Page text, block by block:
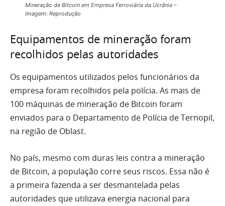
Mineração de Bitcoin em Empresa Ferroviária da Ucrânia –
Imagem: Reprodução
Equipamentos de mineração foram
recolhidos pelas autoridades
Os equipamentos utilizados pelos funcionários da
empresa foram recolhidos pela polícia. As mais de
100 máquinas de mineração de Bitcoin foram
enviados para o Departamento de Polícia de Ternopil,
na região de Oblast.
No país, mesmo com duras leis contra a mineração
de Bitcoin, a população corre seus riscos. Essa não é
a primeira fazenda a ser desmantelada pelas
autoridades que utilizava energia nacional para